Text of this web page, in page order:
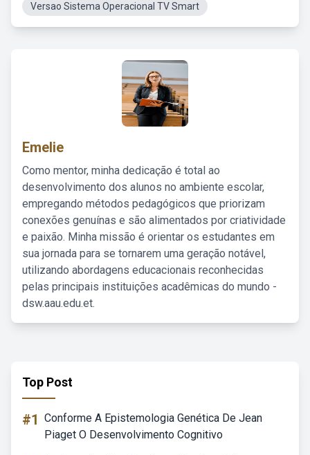
Versao Sistema Operacional TV Smart
Emelie
Como mentor, minha dedicação é total ao
desenvolvimento dos alunos no ambiente escolar,
empregando métodos pedagógicos que priorizam
conexões genuínas e são alimentados por criatividade
e paixão. Minha missão é orientar os estudantes em
sua jornada para se tornarem uma geração notável,
utilizando abordagens educacionais reconhecidas
pelas principais instituições acadêmicas do mundo -
dsw.aau.edu.et.
Top Post
#1 Conforme A Epistemologia Genética De Jean
Piaget O Desenvolvimento Cognitivo